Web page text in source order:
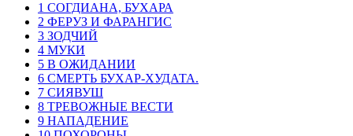
1 СОГДИАНА, БУХАРА
2 ФЕРУЗ И ФАРАНГИС
3 ЗОДЧИЙ
4 МУКИ
5 В ОЖИДАНИИ
6 СМЕРТЬ БУХАР-ХУДАТА.
7 СИЯВУШ
8 ТРЕВОЖНЫЕ ВЕСТИ
9 НАПАДЕНИЕ